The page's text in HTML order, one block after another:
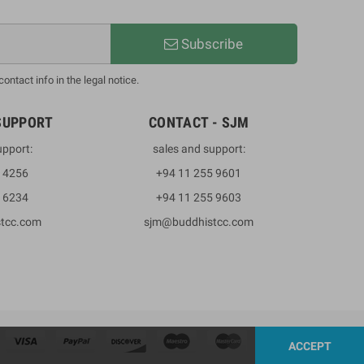
Subscribe
info in the legal notice.
4256
6234
CONTACT - SJM
sales and support:
+94 11 255 9601
+94 11 255 9603
sjm@buddhistcc.com
ACCEPT